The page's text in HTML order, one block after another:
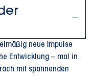
neue Impulse
Entwicklung – mal in
mit spannenden